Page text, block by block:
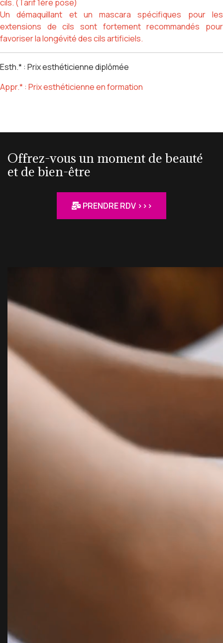
cils. (Tarif 1ère pose)
Un démaquillant et un mascara spécifiques pour les
extensions de cils sont fortement recommandés pour
favoriser la longévité des cils artificiels.
Esth.* : Prix esthéticienne diplômée
Appr.* : Prix esthéticienne en formation
Offrez-vous un moment de beauté
et de bien-être
PRENDRE RDV >>>